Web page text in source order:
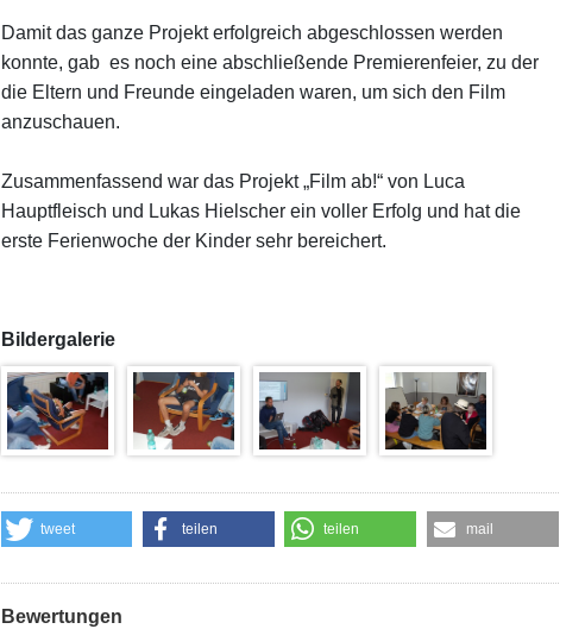
Damit das ganze Projekt erfolgreich abgeschlossen werden
konnte, gab es noch eine abschließende Premierenfeier, zu der
die Eltern und Freunde eingeladen waren, um sich den Film
anzuschauen.
Zusammenfassend war das Projekt „Film ab!“ von Luca
Hauptfleisch und Lukas Hielscher ein voller Erfolg und hat die
erste Ferienwoche der Kinder sehr bereichert.
Bildergalerie
tweet teilen teilen mail
Bewertungen